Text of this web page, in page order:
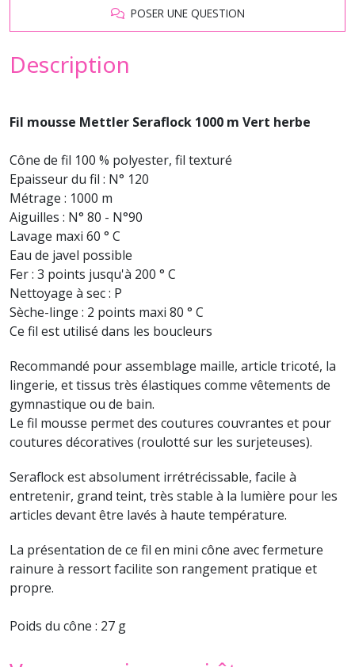
POSER UNE QUESTION
Description
Fil mousse Mettler Seraflock 1000 m Vert herbe
Cône de fil 100 % polyester, fil texturé
Epaisseur du fil : N° 120
Métrage : 1000 m
Aiguilles : N° 80 - N°90
Lavage maxi 60 ° C
Eau de javel possible
Fer : 3 points jusqu'à 200 ° C
Nettoyage à sec : P
Sèche-linge : 2 points maxi 80 ° C
Ce fil est utilisé dans les boucleurs
Recommandé pour assemblage maille, article tricoté, la
lingerie, et tissus très élastiques comme vêtements de
gymnastique ou de bain.
Le fil mousse permet des coutures couvrantes et pour
coutures décoratives (roulotté sur les surjeteuses).
Seraflock est absolument irrétrécissable, facile à
entretenir, grand teint, très stable à la lumière pour les
articles devant être lavés à haute température.
La présentation de ce fil en mini cône avec fermeture
rainure à ressort facilite son rangement pratique et
propre.
Poids du cône : 27 g